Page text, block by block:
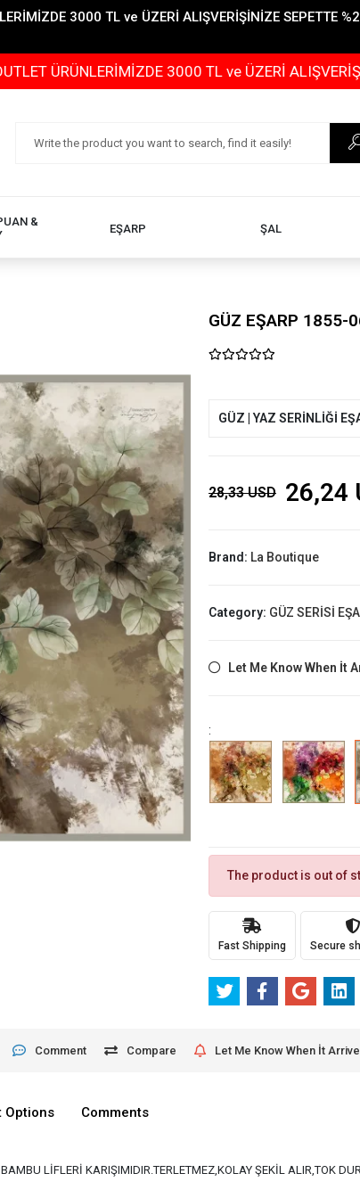
3000 TL ve ÜZERİ ALIŞVERİŞİNİZE SEPETTE
3000 TL ve ÜZERİ ALIŞVERİŞİNİZE
&
EŞARP ŞAL
GÜZ EŞARP 1855-
GÜZ | YAZ SERİNLİĞİ
28,33 USD 26,24
Brand: La Boutique
Category: GÜZ SERİSİ
Let Me Know When İt
:
The product is out of
Fast Shipping Secure
Comment Compare Let Me Know When İt
Options Comments
LİFLERİ KARIŞIMIDIR.TERLETMEZ,KOLAY ŞEKİL ALIR,TOK